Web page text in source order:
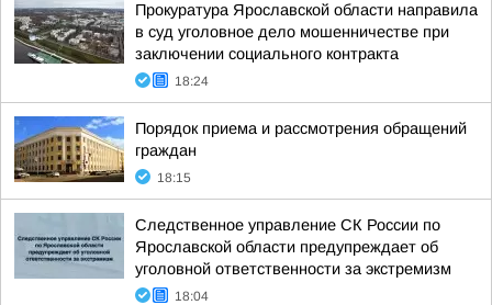
Прокуратура Ярославской области направила
в суд уголовное дело мошенничестве при
заключении социального контракта
18:24
Порядок приема и рассмотрения обращений
граждан
18:15
Следственное управление СК России по
Ярославской области предупреждает об
уголовной ответственности за экстремизм
18:04